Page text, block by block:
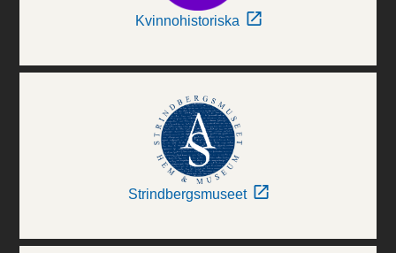
Kvinnohistoriska
Strindbergsmuseet